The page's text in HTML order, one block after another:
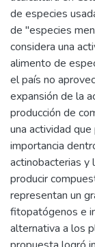
de especies
de "especies
considera una
alimento de
el país no
expansión de la
producción de
una actividad
importancia
actinobacterias y
producir
representan un
fitopatógenos e
alternativa a los